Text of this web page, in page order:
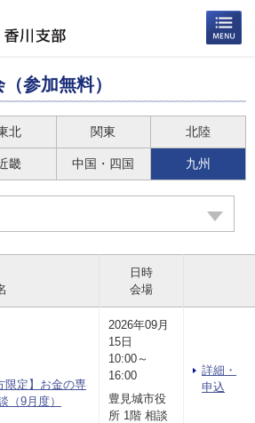
参加無料）
北 関東 北陸
畿 中国・四国 九州
日時
会場
限定】お金の専
（9月度）
2026年09月
15日
10:00～
16:00
豊見城市役
所 1階 相談
詳細・
申込